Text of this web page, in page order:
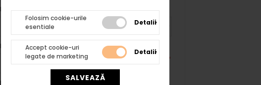
Folosim cookie-urile
esentiale
Detalii
Accept cookie-uri
legate de marketing
Detalii
SALVEAZĂ
Data nașterii:
E-mail:
*
Nume companie: